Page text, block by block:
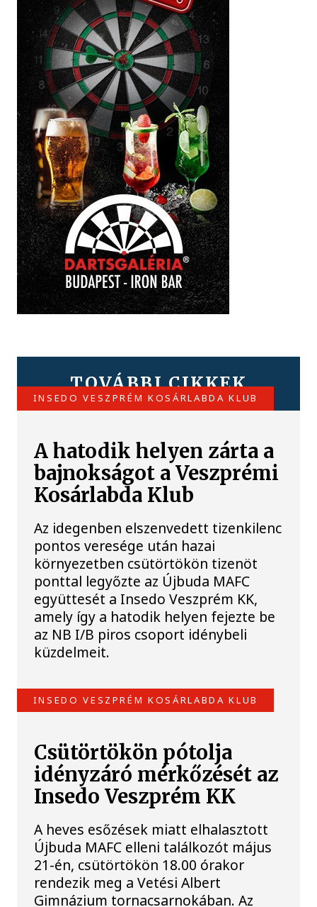
TOVÁBBI CIKKEK
INSEDO VESZPRÉM KOSÁRLABDA KLUB
A hatodik helyen zárta a
bajnokságot a Veszprémi
Kosárlabda Klub
Az idegenben elszenvedett tizenkilenc
pontos veresége után hazai
környezetben csütörtökön tizenöt
ponttal legyőzte az Újbuda MAFC
együttesét a Insedo Veszprém KK,
amely így a hatodik helyen fejezte be
az NB I/B piros csoport idénybeli
küzdelmeit.
INSEDO VESZPRÉM KOSÁRLABDA KLUB
Csütörtökön pótolja
idényzáró mérkőzését az
Insedo Veszprém KK
A heves esőzések miatt elhalasztott
Újbuda MAFC elleni találkozót május
21-én, csütörtökön 18.00 órakor
rendezik meg a Vetési Albert
Gimnázium tornacsarnokában. Az